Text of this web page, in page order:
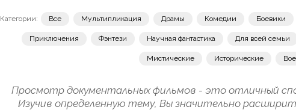
Категории: Все Мультипликация Драмы Комедии Боевики
Приключения Фэнтези Научная фантастика Для всей семьи
Мистические Исторические
Просмотр документальных фильмов - это отличный
Изучив определенную тему, Вы значительно